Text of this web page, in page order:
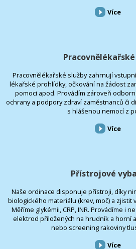
Více
Pracovnělékařské služby zahrnují
lékařské prohlídky, očkování na žádost
pomoci apod. Provádím zároveň
ochrany a podpory zdraví zaměstnanců či
s hlášenou nemocí z
Více
Přístrojové
Naše ordinace disponuje přístroji, díky
biologického materiálu (krev, moč) a zjistit
Měříme glykémii, CRP, INR. Provádíme i
elektrod přiložených na hrudník a horní
nebo screening rakoviny
Více